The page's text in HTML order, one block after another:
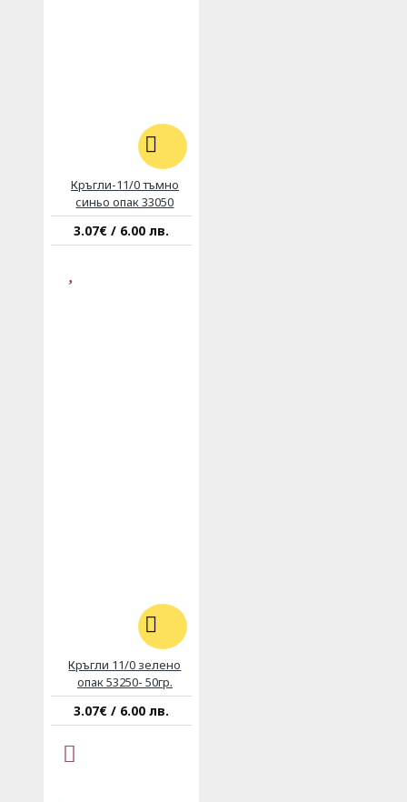
Кръгли-11/0 тъмно
синьо опак 33050
3.07€ / 6.00 лв.
Кръгли 11/0 зелено
опак 53250- 50гр.
3.07€ / 6.00 лв.